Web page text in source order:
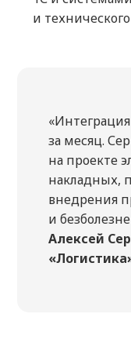
и
за месяц.
на проекте
накладных,
внедрения
и
Алексей